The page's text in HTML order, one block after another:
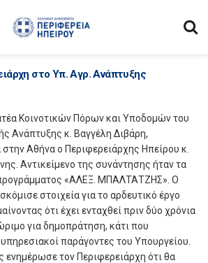
στο Υπ. Αγρ. Ανάπτυξης
Κοινοτικών Πόρων και Υποδομών του
Ανάπτυξης κ. Βαγγέλη Διβάρη,
Αθήνα ο Περιφερειάρχης Ηπείρου κ.
Αντικείμενο της συνάντησης ήταν τα
«ΑΛΕΞ. ΜΠΑΛΤΑΤΖΗΣ». Ο
στοιχεία για το αρδευτικό έργο
ότι έχει ενταχθεί πριν δύο χρόνια
για δημοπράτηση, κάτι που
παράγοντες του Υπουργείου.
ενημέρωσε τον Περιφερειάρχη ότι θα